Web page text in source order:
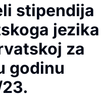
stipendija
jezika
za
godinu